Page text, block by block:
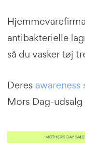
antibakterielle
så du vasker tøj
Deres awareness
Mors Dag-